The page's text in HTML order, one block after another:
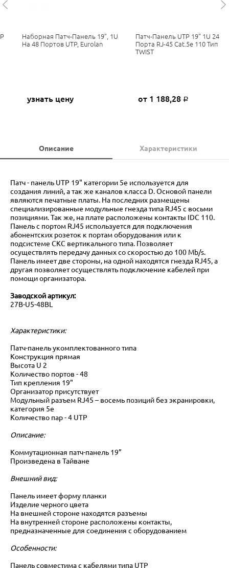
Наборная Патч-Панель 19”, 1U
На 48 Портов UTP, Eurolan
узнать цену
Патч-Панель UTP 19" 1U 24
Порта RJ-45 Cat.5e 110 Тип
TWIST
от 1 188,28 Р
Описание Характеристики
Патч - панель UTP 19" категории 5е используется для
создания линий, а так же каналов класса D. Основой панели
являются печатные платы. На последних размещены
специализированные модульные гнезда типа RJ45 с восьми
позициями. Так же, на плате расположены контакты IDC 110.
Панель с портом RJ45 используется для подключения
абонентских розеток к портам оборудования или к
подсистеме СКС вертикального типа. Позволяет
осуществлять передачу данных со скоростью до 100 Mb/s.
Панель имеет две стороны, на одной находятся гнезда RJ45, а
другая позволяет осуществлять подключение кабелей при
помощи организатора.
Заводской артикул:
27B-U5-48BL
Характеристики:
Патч-панель укомплектованного типа
Конструкция прямая
Высота U 2
Количество портов - 48
Тип крепления 19"
Организатор присутствует
Модульный разъем RJ45 – восемь позиций без экранировки,
категория 5е
Количество пар - 4 UTP
Описание:
Коммутационная патч-панель 19”
Произведена в Тайване
Внешний вид:
Панель имеет форму планки
Изделие черного цвета
На внешней стороне находятся разъемы
На внутренней стороне расположены контакты,
предназначенные для соединения с оборудованием
Особенности:
Панель совместима с кабелями типа UTP